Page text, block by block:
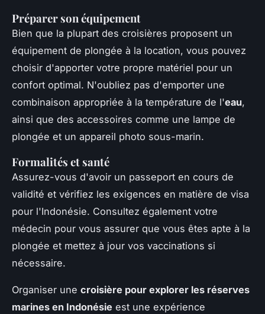
Préparer son équipement
Bien que la plupart des croisières proposent un
équipement de plongée à la location, vous pouvez
choisir d'apporter votre propre matériel pour un
confort optimal. N'oubliez pas d'emporter une
combinaison appropriée à la température de l'eau,
ainsi que des accessoires comme une lampe de
plongée et un appareil photo sous-marin.
Formalités et santé
Assurez-vous d'avoir un passeport en cours de
validité et vérifiez les exigences en matière de visa
pour l'Indonésie. Consultez également votre
médecin pour vous assurer que vous êtes apte à la
plongée et mettez à jour vos vaccinations si
nécessaire.
Organiser une croisière pour explorer les réserves
marines en Indonésie est une expérience